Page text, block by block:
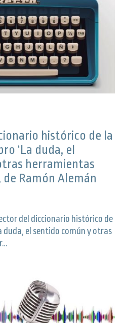
histórico de la
‘La duda, el
herramientas
de Ramón Alemán
del diccionario histórico de
duda, el sentido común y otras